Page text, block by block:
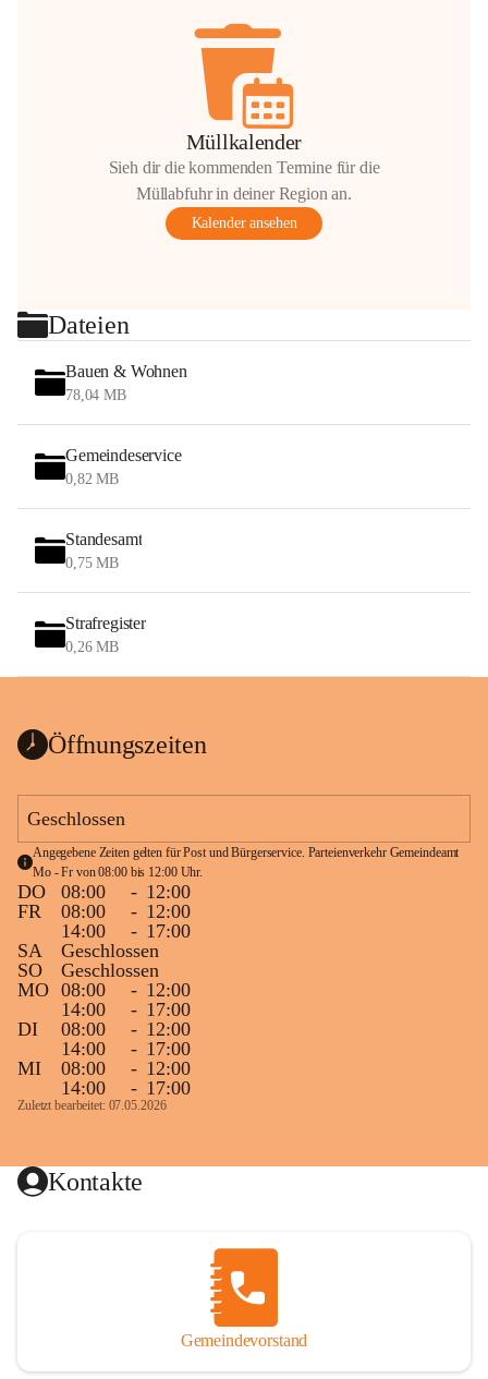
Müllkalender
Sieh dir die kommenden Termine für die
Müllabfuhr in deiner Region an.
Kalender ansehen
Dateien
Bauen & Wohnen
78,04 MB
Gemeindeservice
0,82 MB
Standesamt
0,75 MB
Strafregister
0,26 MB
Öffnungszeiten
Geschlossen
Angegebene Zeiten gelten für Post und Bürgerservice. Parteienverkehr Gemeindeamt
Mo - Fr von 08:00 bis 12:00 Uhr.
DO 08:00 - 12:00
FR
08:00 - 12:00
14:00
- 17:00
SA
Geschlossen
SO
Geschlossen
MO 08:00 - 12:00
14:00
- 17:00
DI
08:00 - 12:00
14:00
- 17:00
MI
08:00 - 12:00
14:00
- 17:00
Zuletzt bearbeitet: 07.05.2026
Kontakte
Gemeindevorstand